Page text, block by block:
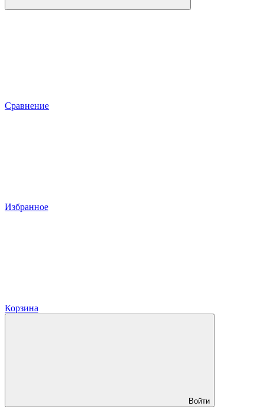
Сравнение
Избранное
Корзина
Войти